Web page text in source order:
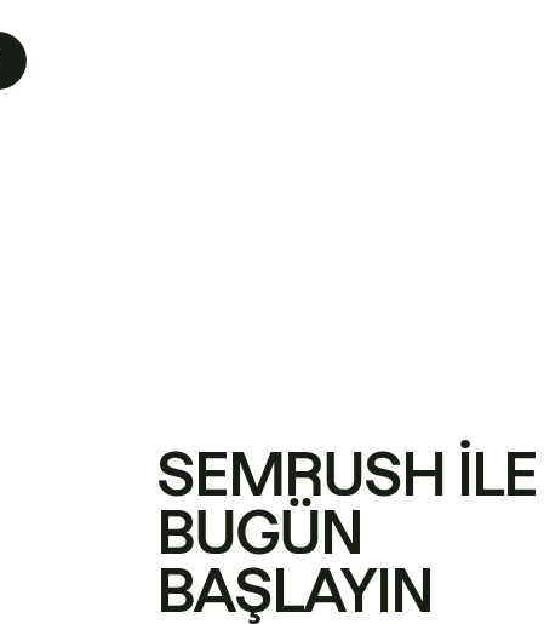
SEMRUSH ILE
BUGÜN
BAŞLAYIN